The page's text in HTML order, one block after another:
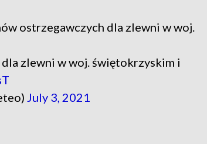
ostrzegawczych dla zlewni w woj.
zlewni w woj. świętokrzyskim i
July 3, 2021